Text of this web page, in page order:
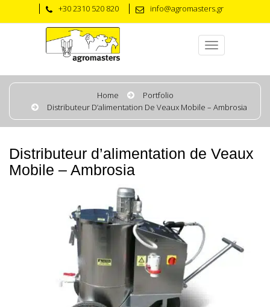
+30 2310 520 820 info@agromasters.gr
Home
Portfolio
Distributeur D’alimentation De Veaux Mobile – Ambrosia
Distributeur d’alimentation de Veaux
Mobile – Ambrosia